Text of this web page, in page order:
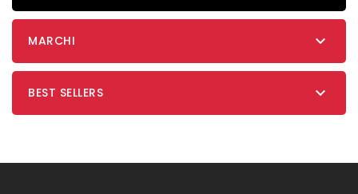
MARCHI 
BEST SELLERS 